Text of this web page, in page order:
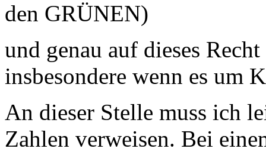
den GRÜNEN)
und genau auf dieses
insbesondere wenn es um
An dieser Stelle muss ich
Zahlen verweisen. Bei